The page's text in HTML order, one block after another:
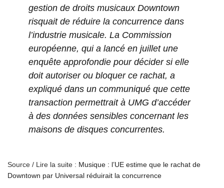
gestion de droits musicaux Downtown
risquait de réduire la concurrence dans
l’industrie musicale. La Commission
européenne, qui a lancé en juillet une
enquête approfondie pour décider si elle
doit autoriser ou bloquer ce rachat, a
expliqué dans un communiqué que cette
transaction permettrait à UMG d’accéder
à des données sensibles concernant les
maisons de disques concurrentes.
Source / Lire la suite : Musique : l’UE estime que le rachat de
Downtown par Universal réduirait la concurrence